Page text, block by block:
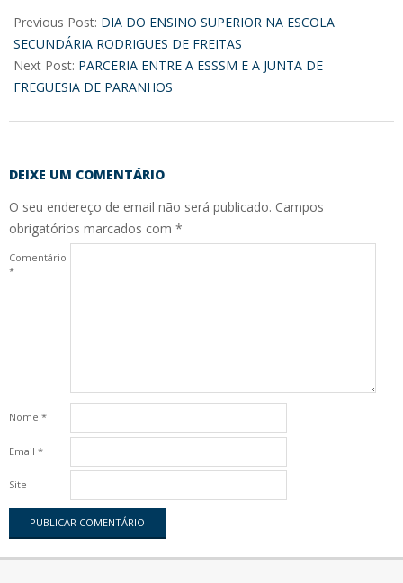
03-
29
Previous Post: DIA DO ENSINO SUPERIOR NA ESCOLA
SECUNDÁRIA RODRIGUES DE FREITAS
Next Post: PARCERIA ENTRE A ESSSM E A JUNTA DE
FREGUESIA DE PARANHOS
DEIXE UM COMENTÁRIO
O seu endereço de email não será publicado. Campos
obrigatórios marcados com *
Comentário
*
Nome *
Email *
Site